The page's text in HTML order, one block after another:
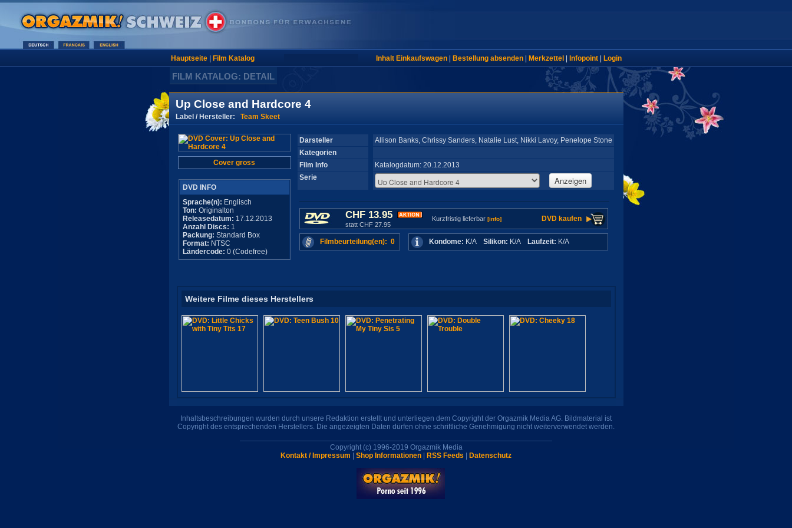
Hauptseite| Film Katalog Inhalt Einkaufswagen| Bestellung absenden| Merkzettel Infopoint| Login
FILM KATALOG: DETAIL
Up Close and Hardcore 4
Label / Hersteller: Team Skeet
Cover gross
DVD INFO
Sprache(n): Englisch
Ton: Originalton
Releasedatum: 17.12.2013
Anzahl Discs: 1
Packung: Standard Box
Format: NTSC
Ländercode: 0 (Codefree)
Darsteller
Allison Banks, Chrissy Sanders, Natalie Lust, Nikki Lavoy, Penelope Stone
Kategorien
Film Info
Katalogdatum: 20.12.2013
Serie
Anzeigen
CHF 13.95
statt CHF 27.95
Kurzfristig lieferbar [info] DVD kaufen
Filmbeurteilung(en): 0 Kondome: K/A Silikon: K/A Laufzeit: K/A
Weitere Filme dieses Herstellers
Inhaltsbeschreibungen wurden durch unsere Redaktion erstellt und unterliegen dem Copyright der Orgazmik Media AG. Bildmaterial ist
Copyright des entsprechenden Herstellers. Die angezeigten Daten dürfen ohne schriftliche Genehmigung nicht weiterverwendet werden.
Copyright (c) 1996-2019 Orgazmik Media
Kontakt / Impressum
Shop Informationen RSS Feeds Datenschutz